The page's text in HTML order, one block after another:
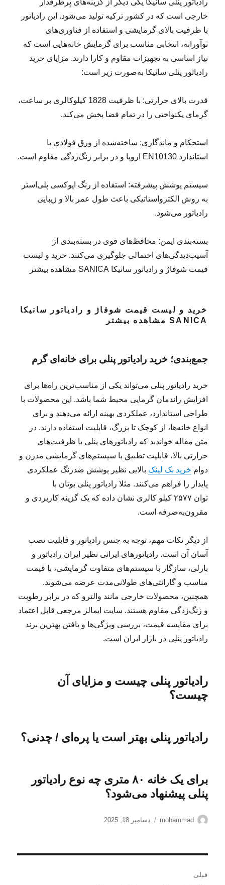
رادیاتور پنلی سانیکا یکی دیگر از گزینه‌های پرطرفدار
خارجی است که در کشور ترکیه تولید می‌شود. این رادیاتور
با ظرفیت بالای گرمایشی و استفاده از فناوری‌های
نوآورانه، انتخابی مناسب برای گرمایش خانه‌هایی است که
نیاز اساسی به تجهیزات مقاوم و کارا دارند. مزایای خرید
رادیاتور پنلی سانیکا به‌صورت زیر است:
قدرت بالای حرارتی: با ظرفیت 1828 کیلوکالری بر ساعت،
گرمای یکنواختی را در تمام فضا پخش می‌کند.
استحکام و ماندگاری: ساخته‌شده از ورق فولادی با
استاندارد EN10130 اروپا و در برابر زنگ‌زدگی مقاوم است.
سیستم پوشش پیشرفته: استفاده از رنگ اپوکسی پلی‌استر
به روش الکترواستاتیکی باعث طول عمر بالا و زیبایی
رادیاتور می‌شود.
بسته‌بندی ایمن: محافظ‌های قوی در بسته‌بندی از
آسیب‌دیدگی‌های احتمالی جلوگیری می‌کنند. خرید و لیست
قیمت شوفاژ و رادیاتور سانیکا SANICA مشاهده بیشتر
خرید و لیست قیمت شوفاژ و رادیاتور سانیکا
SANICA مشاهده بیشتر
جمع‌بندی؛ خرید رادیاتور پنلی برای خانه‌ای گرم
خرید رادیاتور پنلی می‌تواند یکی از مناسب‌ترین راه‌ها برای
افزایش راندمان گرمایی محیط شما باشد. این محصولات با
طراحی استاندارد، عملکردی بهینه ارائه می‌دهند و برای
انواع خانه‌ها، از کوچک تا بزرگ، قابلیت استفاده دارند. در
متن مقاله خواندید که رادیاتورهای پنلی با ظرفیت‌های
حرارتی بالا، قابلیت تطبیق با سیستم‌های گرمایشی مدرن و
دوام خرید بک لینک بالایی نظیر پوشش ضدزنگ عملکردی
پایدار را فراهم می‌کنند. مثلا رادیاتور پنلی بوتان با
توان ۲۵۷۷ کیلو کالری نشان داده که یک گزینه کاربردی و
مقرون‌به‌صرفه است.
از دیگر نکات مهم، توجه به جنس رادیاتور و قابلیت نصب
آسان آن است. رادیاتورهای ایرانی نظیر ایران رادیاتور و
بارلی، سازگار با سیستم‌های متفاوت گرمایشی، با قیمت
مناسب و گارانتی‌های طولانی‌مدت عرضه می‌شوند.
همچنین، محصولات خارجی مانند والترو که در برابر رطوبت
و زنگ‌زدگی مقاوم هستند. سایت ایمالز مرجعی قابل اعتماد
برای مقایسه قیمت، بررسی ویژگی‌ها و یافتن بهترین برند
رادیاتور پنلی در بازار ایران است.
رادیاتور پنلی چیست و مزایای آن
چیست؟
رادیاتور پنلی بهتر است یا پره‌ای / چدنی؟
برای یک خانه ۸۰ متری چه نوع رادیاتور
پنلی پیشنهاد می‌شود؟
نویسنده
mohammad
ارسال
دسامبر 18, 2025
قبلی